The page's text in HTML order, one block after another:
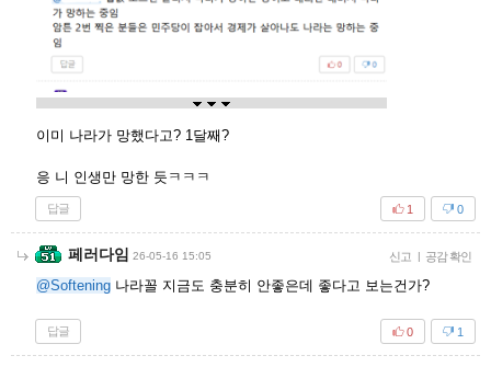
이미 나라가 망했다고? 1달째?
응 니 인생만 망한 듯ㅋㅋㅋ
답글 0
1
페러다임 26-05-16 15:05 신고 | 공감 확인
@Softening 나라꼴 지금도 충분히 안좋은데 좋다고 보는건가?
답글 1
0